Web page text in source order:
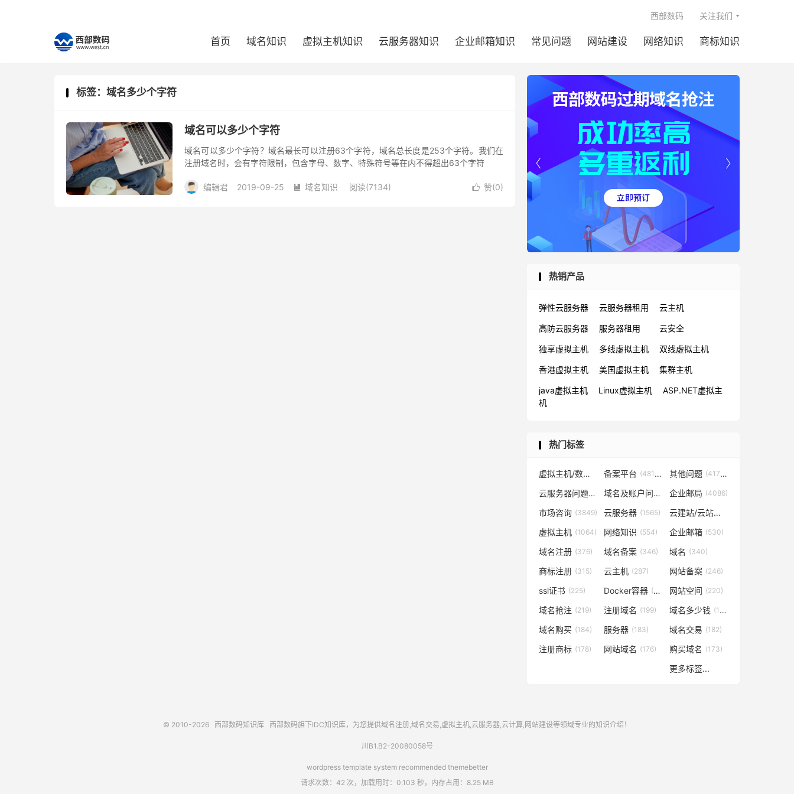
首页 域名知识 虚拟主机知识 云服务器知识 企业邮箱知识 常见问题 网站建设 网络知识 商标知识
西部数码 关注我们
标签：域名多少个字符
域名可以多少个字符
域名可以多少个字符？域名最长可以注册63个字符，域名总长度是253个字符。我们在
注册域名时，会有字符限制，包含字母、数字、特殊符号等在内不得超出63个字符
编辑君 2019-09-25  域名知识 阅读(7134)  赞(0)


热销产品
弹性云服务器 云服务器租用 云主机
高防云服务器 服务器租用 云安全
独享虚拟主机 多线虚拟主机 双线虚拟主机
香港虚拟主机 美国虚拟主机 集群主机
java虚拟主机 Linux虚拟主机
ASP.NET虚拟主
机
热门标签
虚拟主机/数据库问题 (57819)
备案平台 (48153) 其他问题 (41702)
云服务器问题(38267) 域名及账户问题 (29026)
企业邮局 (4086)
市场咨询 (3849) 云服务器 (1565) 云建站/云站群/小程序
虚拟主机 (1064) 网络知识 (554) 企业邮箱 (530)
域名注册 (376) 域名备案 (346) 域名 (340)
商标注册 (315) 云主机 (287) 网站备案 (246)
ssl证书 (225) Docker容器 (221) 网站空间 (220)
域名抢注 (219) 注册域名 (199) 域名多少钱 (196)
域名购买 (184) 服务器 (183) 域名交易 (182)
注册商标 (178) 网站域名 (176) 购买域名 (173)
更多标签...
© 2010-2026 西部数码知识库 西部数码旗下IDC知识库，为您提供域名注册,域名交易,虚拟主机,云服务器,云计算,网站建设等领域专业的知识介绍！
川B1.B2-20080058号
wordpress template system recommended themebetter
请求次数：42 次，加载用时：0.103 秒，内存占用：8.25 MB